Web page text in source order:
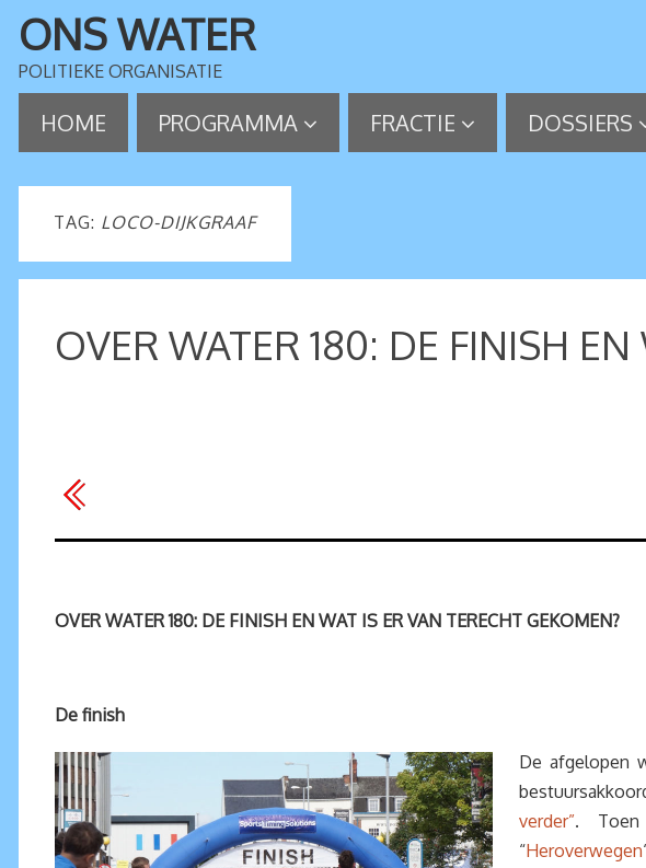
ONS WATER
POLITIEKE ORGANISATIE
HOME PROGRAMMA FRACTIE DOSSIERS
TAG: LOCO-DIJKGRAAF
OVER WATER 180: DE FINISH
OVER WATER 180: DE FINISH EN WAT IS ER VAN TERECHT GEKOMEN?
De finish
De afgelopen
verder”. Toen
“Heroverwegen